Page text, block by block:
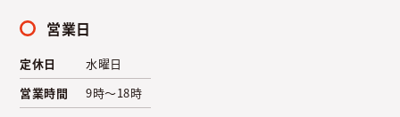
営業日
定休日
水曜日
営業時間
9時～18時